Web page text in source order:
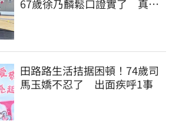
67歲徐乃麟鬆口證實了 真實
田路路生活拮据困頓！74歲司
馬玉嬌不忍了 出面疾呼1事